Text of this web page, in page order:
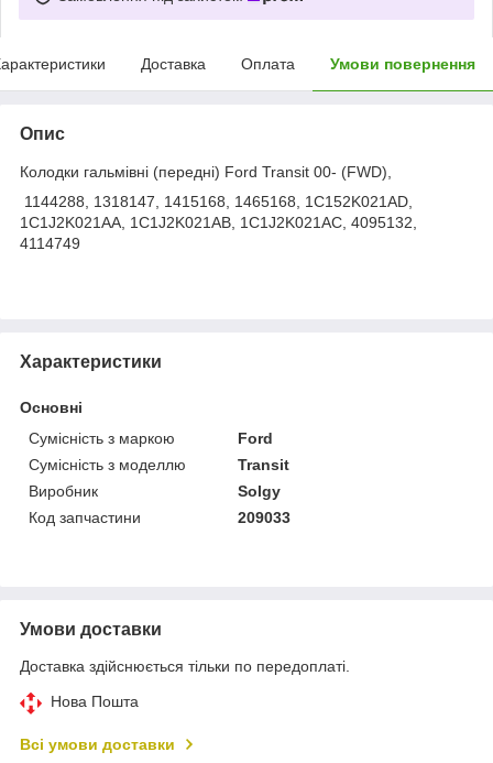
Доставка Оплата Умови повернення
Опис
Колодки гальмівні (передні) Ford Transit 00- (FWD),
1144288, 1318147, 1415168, 1465168, 1C152K021AD,
1C1J2K021AA, 1C1J2K021AB, 1C1J2K021AC, 4095132,
4114749
Характеристики
Основні
Сумісність з маркою
Ford
Сумісність з моделлю
Transit
Виробник
Solgy
Код запчастини
209033
Умови доставки
Доставка здійснюється тільки по передоплаті.
Нова Пошта
Всі умови доставки